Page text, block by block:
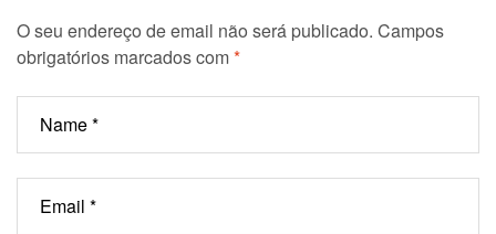
O seu endereço de email não será publicado. Campos
obrigatórios marcados com*